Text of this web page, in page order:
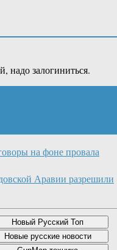
надо залогиниться.
на фоне провала
Аравии разрешили